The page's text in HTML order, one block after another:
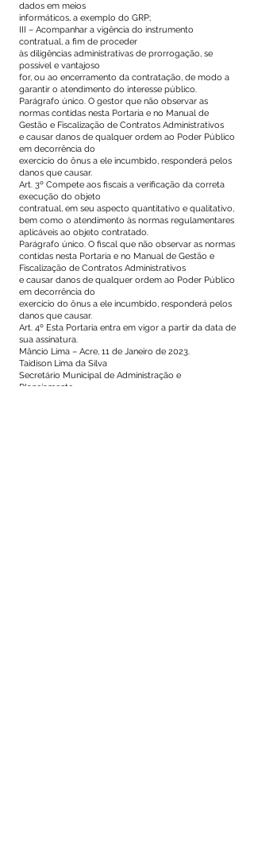
dados em meios
informáticos, a exemplo do GRP;
III – Acompanhar a vigência do instrumento
contratual, a fim de proceder
às diligências administrativas de prorrogação, se
possível e vantajoso
for, ou ao encerramento da contratação, de modo a
garantir o atendimento do interesse público.
Parágrafo único. O gestor que não observar as
normas contidas nesta Portaria e no Manual de
Gestão e Fiscalização de Contratos Administrativos
e causar danos de qualquer ordem ao Poder Público
em decorrência do
exercício do ônus a ele incumbido, responderá pelos
danos que causar.
Art. 3º Compete aos fiscais a verificação da correta
execução do objeto
contratual, em seu aspecto quantitativo e qualitativo,
bem como o atendimento às normas regulamentares
aplicáveis ao objeto contratado.
Parágrafo único. O fiscal que não observar as normas
contidas nesta Portaria e no Manual de Gestão e
Fiscalização de Contratos Administrativos
e causar danos de qualquer ordem ao Poder Público
em decorrência do
exercício do ônus a ele incumbido, responderá pelos
danos que causar.
Art. 4º Esta Portaria entra em vigor a partir da data de
sua assinatura.
Mâncio Lima – Acre, 11 de Janeiro de 2023.
Taidison Lima da Silva
Secretário Municipal de Administração e
Planejamento